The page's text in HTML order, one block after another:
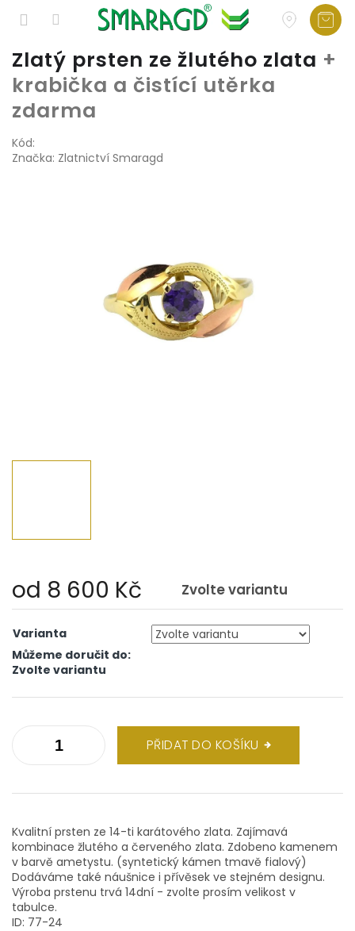
Přejít
na
obsah
Zlatý prsten ze žlutého zlata +
krabička a čistící utěrka
zdarma
Kód:
Značka: Zlatnictví Smaragd
od 8 600 Kč Zvolte variantu
cena:
Varianta
Můžeme doručit do:
Zvolte variantu
PŘIDAT DO KOŠÍKU
Kvalitní prsten ze 14-ti karátového zlata. Zajímavá
kombinace žlutého a červeného zlata. Zdobeno kamenem
v barvě ametystu. (syntetický kámen tmavě fialový)
Dodáváme také náušnice i přívěsek ve stejném designu.
Výroba prstenu trvá 14dní - zvolte prosím velikost v
tabulce.
ID: 77-24